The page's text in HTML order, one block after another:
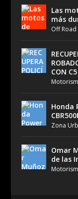
Las
más
Off Road
CON C5
Honda
Zona
Omar
de las